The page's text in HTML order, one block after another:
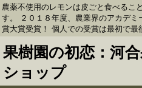
農薬不使用のレモンは皮ごと食べるこ
す。 ２０１８年度、農業界のアカデミ
賞大賞受賞！ 個人での受賞は最初で最
果樹園の初恋：河
ショップ